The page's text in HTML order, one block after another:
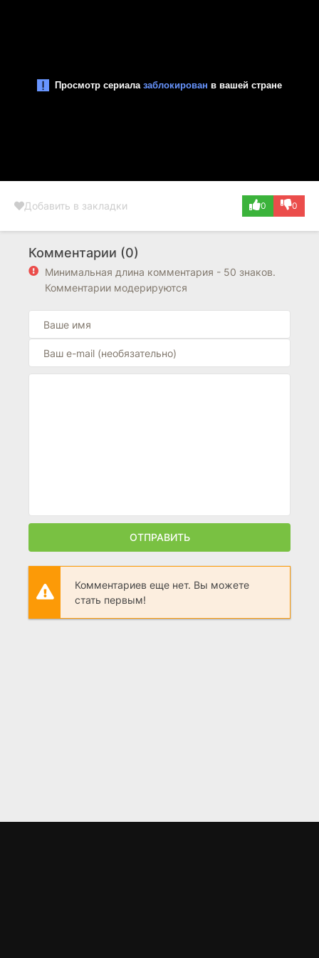
Добавить в закладки 0 0
Комментарии (0)
Минимальная длина комментария - 50 знаков.
Комментарии модерируются
ОТПРАВИТЬ
Комментариев еще нет. Вы можете
стать первым!